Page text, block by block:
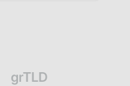
grTLD